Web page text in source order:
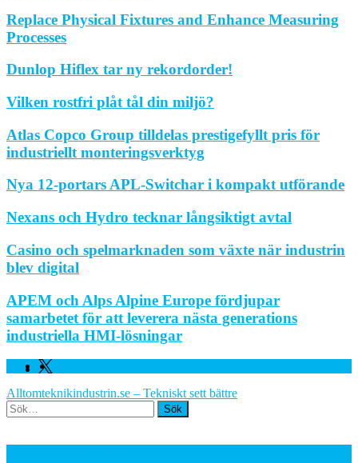
Replace Physical Fixtures and Enhance Measuring
Processes
Dunlop Hiflex tar ny rekordorder!
Vilken rostfri plåt tål din miljö?
Atlas Copco Group tilldelas prestigefyllt pris för
industriellt monteringsverktyg
Nya 12-portars APL-Switchar i kompakt utförande
Nexans och Hydro tecknar långsiktigt avtal
Casino och spelmarknaden som växte när industrin
blev digital
APEM och Alps Alpine Europe fördjupar
samarbetet för att leverera nästa generations
industriella HMI-lösningar
Facebook
Twitter
Alltomteknikindustrin.se – Tekniskt sett bättre
Search